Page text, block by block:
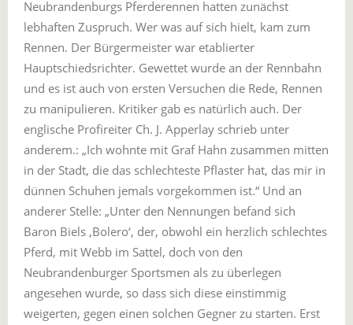
Neubrandenburgs Pferderennen hatten zunächst
lebhaften Zuspruch. Wer was auf sich hielt, kam zum
Rennen. Der Bürgermeister war etablierter
Hauptschiedsrichter. Gewettet wurde an der Rennbahn
und es ist auch von ersten Versuchen die Rede, Rennen
zu manipulieren. Kritiker gab es natürlich auch. Der
englische Profireiter Ch. J. Apperlay schrieb unter
anderem.: „Ich wohnte mit Graf Hahn zusammen mitten
in der Stadt, die das schlechteste Pflaster hat, das mir in
dünnen Schuhen jemals vorgekommen ist.“ Und an
anderer Stelle: „Unter den Nennungen befand sich
Baron Biels ,Bolero‘, der, obwohl ein herzlich schlechtes
Pferd, mit Webb im Sattel, doch von den
Neubrandenburger Sportsmen als zu überlegen
angesehen wurde, so dass sich diese einstimmig
weigerten, gegen einen solchen Gegner zu starten. Erst